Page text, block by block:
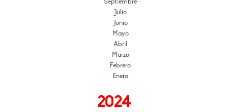
Julio
Junio
Mayo
Abril
Marzo
Febrero
Enero
2024